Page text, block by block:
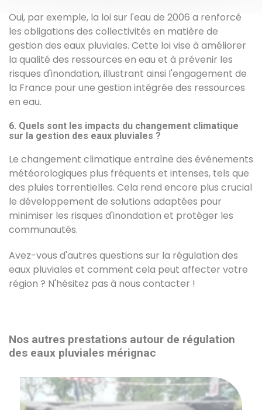
Oui, par exemple, la loi sur l'eau de 2006 a renforcé
les obligations des collectivités en matière de
gestion des eaux pluviales. Cette loi vise à améliorer
la qualité des ressources en eau et à prévenir les
risques d'inondation, illustrant ainsi l'engagement de
la France pour une gestion intégrée des ressources
en eau.
6. Quels sont les impacts du changement climatique
sur la gestion des eaux pluviales ?
Le changement climatique entraîne des événements
météorologiques plus fréquents et intenses, tels que
des pluies torrentielles. Cela rend encore plus crucial
le développement de solutions adaptées pour
minimiser les risques d'inondation et protéger les
communautés.
Avez-vous d'autres questions sur la régulation des
eaux pluviales et comment cela peut affecter votre
région ? N'hésitez pas à nous contacter !
Nos autres prestations autour de régulation
des eaux pluviales mérignac